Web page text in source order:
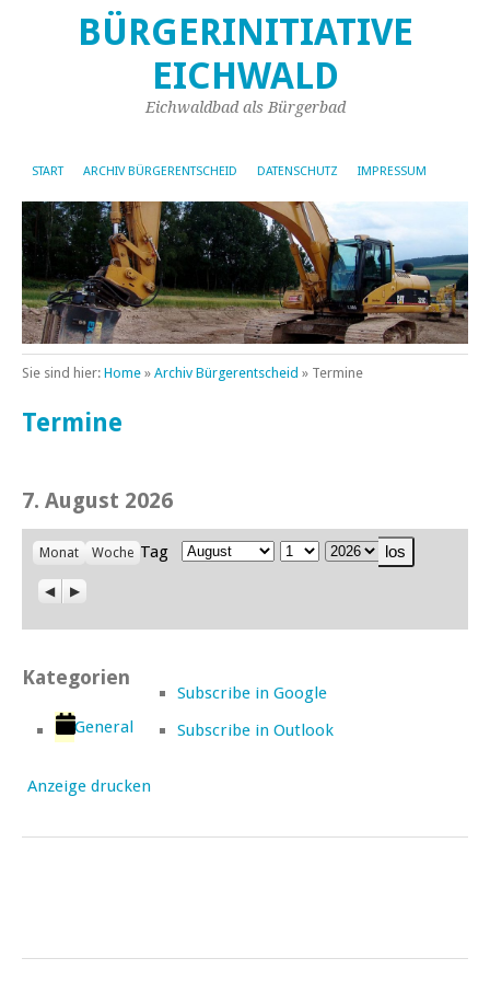
BÜRGERINITIATIVE
EICHWALD
Eichwaldbad als Bürgerbad
START ARCHIV BÜRGERENTSCHEID DATENSCHUTZ IMPRESSUM
Sie sind hier: Home » Archiv Bürgerentscheid » Termine
Termine
7. August 2026
Monat Woche Tag
Monat
Tag
Jahr
Z
u
r
k
W
i
r
Kategorien
General
Subscribe in Google
Subscribe in Outlook
Anzeige drucken